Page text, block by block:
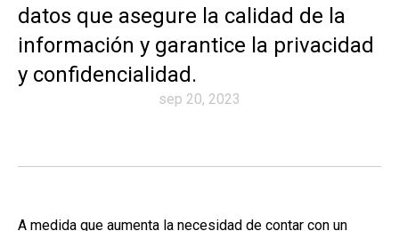
datos que asegure la calidad de la
información y garantice la privacidad
y confidencialidad.
sep 20, 2023
A medida que aumenta la necesidad de contar con un